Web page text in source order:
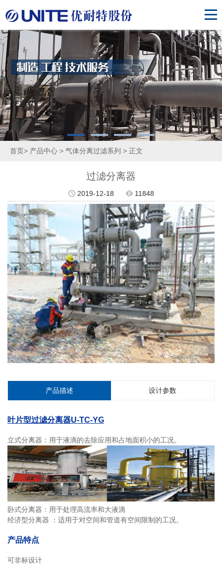
首页> 产品中心 > 气体分离过滤系列 > 正文
过滤分离器
2019-12-18 11848
产品描述 设计参数
叶片型过滤分离器U-TC-YG
立式分离器：用于液滴的去除应用和占地面积小的工况。
卧式分离器：用于处理高流率和大液滴
经济型分离器 ：适用于对空间和管道有空间限制的工况。
产品特点
可非标设计